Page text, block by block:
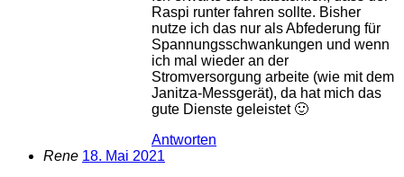
Raspi runter fahren sollte. Bisher
nutze ich das nur als Abfederung für
Spannungsschwankungen und wenn
ich mal wieder an der
Stromversorgung arbeite (wie mit dem
Janitza-Messgerät), da hat mich das
gute Dienste geleistet 🙂
Antworten
Rene 18. Mai 2021